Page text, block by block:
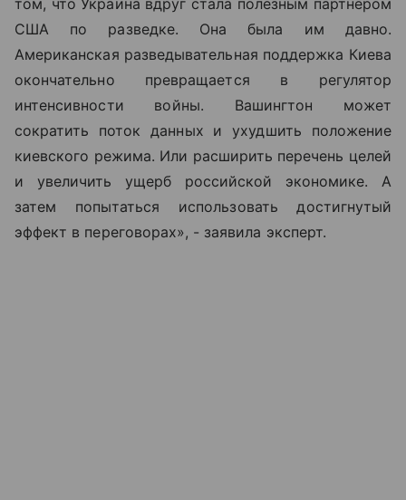
США по разведке. Она была им давно.
Американская разведывательная поддержка Киева
окончательно превращается в регулятор
интенсивности войны. Вашингтон может
сократить поток данных и ухудшить положение
киевского режима. Или расширить перечень целей
и увеличить ущерб российской экономике. А
затем попытаться использовать достигнутый
эффект в переговорах», - заявила эксперт.